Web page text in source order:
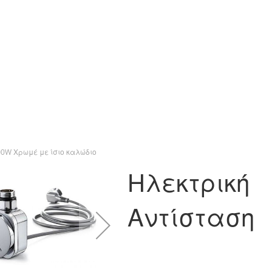
Χρωμέ με ίσιο καλώδιο
Ηλεκτρική
Αντίσταση